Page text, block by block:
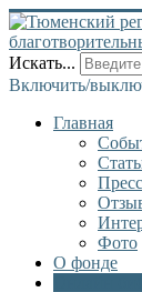
Искать...
Включить/
Главная
Фото
О фонде